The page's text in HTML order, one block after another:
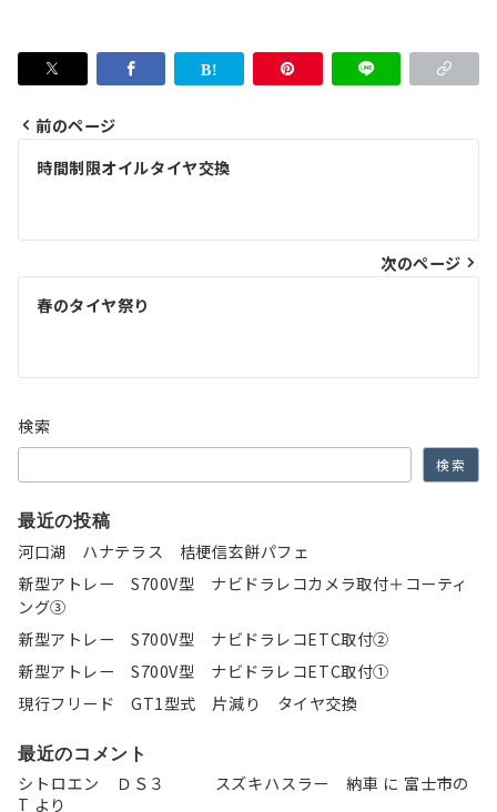
投
ナ
ビ
ゲ
シ
ョ
ン
前のページ
時間制限オイルタイヤ交換
次のページ
春のタイヤ祭り
検索
検索
最近の投稿
河口湖 ハナテラス 桔梗信玄餅パフェ
新型アトレー S700V型 ナビドラレコカメラ取付＋コーティ
ング③
新型アトレー S700V型 ナビドラレコETC取付②
新型アトレー S700V型 ナビドラレコETC取付①
現行フリード GT1型式 片減り タイヤ交換
最近のコメント
シトロエン ＤＳ３ スズキハスラー 納車 に 富士市の
T より